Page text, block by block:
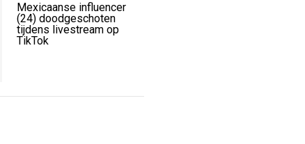
Mexicaanse influencer
(24) doodgeschoten
tijdens livestream op
TikTok